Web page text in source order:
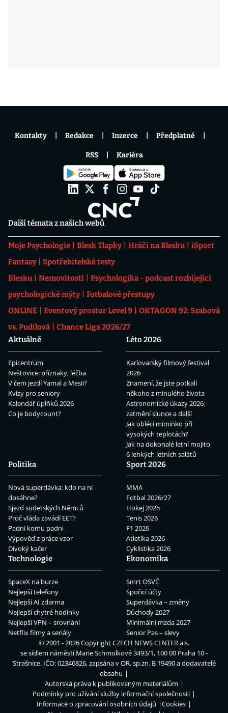
Další témata z našich webů
Moje Psychologie Blesk Tlapky Hráči na Blesku
iSport
Fantasy
Spotřebitelské testy
Blesku
Nemovitosti
Psychologika - podcast rozbíjející
psychologické mýty
Fotbalové přestupy
ONLINE
Eventový prostor Level 9
OKTAGON 92: Szabová
vs. Pudilová
Chance Liga 2026/27
Aktuálně
Epicentrum
Neštovice: příznaky, léčba
V čem jezdí Yamal a Mesii?
Kvízy pro seniory
Kalendář úplňků 2026
Co je bodycount?
Léto 2026
Karlovarský filmový festival
2026
Znamení, že jste potkali
někoho z minulého života
Astronomické úkazy 2026:
zatmění slunce a další
Jak obléci miminko při
vysokých teplotách?
Jak na dokonalé letní mojito
6 lehkých letních salátů
Politika
Nová superdávka: kdo na ní
dosáhne?
Sjezd sudetských Němců
Proč vláda zavádí EET?
Padni komu padni
Výpověď z práce vzor
Divoký kačer
Sport 2026
MMA
Fotbal 2026/27
Hokej 2026
Tenis 2026
F1 2026
Atletika 2026
Cyklistika 2026
Technologie
SpaceX na burze
Nejlepší telefony
Nejlepší AI zdarma
Nejlepší chytré hodinky
Nejlepší VPN – srovnání
Netflix filmy a seriály
Ekonomika
Smrt OSVČ
Spořicí účty
Superdávka – změny
Důchody 2027
Minimální mzda 2027
Senior Pas – slevy
Kontakty Redakce Inzerce Předplatné
RSS Kariéra
© 2001 - 2026 CopyrightCZECH NEWS CENTER a.s.
se sídlem náměstí Marie Schmolkové 3493/1, 100 00 Praha 10 -
Strašnice, IČO: 02346826, zapsána v OR, sp.zn. B 19490 a dodavatelé
obsahu
Autorská práva k publikovaným materiálům
Podmínky pro užívání služby informační společnosti
Informace o zpracování osobních údajů
Cookies